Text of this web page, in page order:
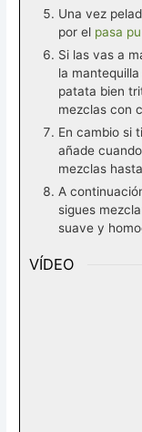
Una vez
por el pasa
Si las vas a
la
patata bien
mezclas con
En cambio si
añade
mezclas
A
sigues
suave y
VÍDEO